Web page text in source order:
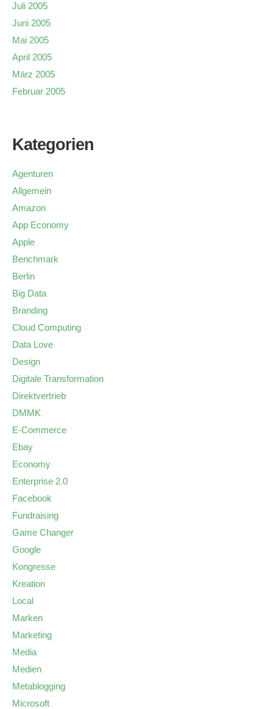
Juli 2005
Juni 2005
Mai 2005
April 2005
März 2005
Februar 2005
Kategorien
Agenturen
Allgemein
Amazon
App Economy
Apple
Benchmark
Berlin
Big Data
Branding
Cloud Computing
Data Love
Design
Digitale Transformation
Direktvertrieb
DMMK
E-Commerce
Ebay
Economy
Enterprise 2.0
Facebook
Fundraising
Game Changer
Google
Kongresse
Kreation
Local
Marken
Marketing
Media
Medien
Metablogging
Microsoft